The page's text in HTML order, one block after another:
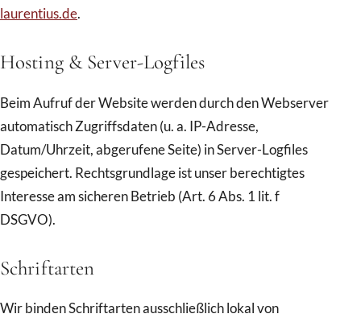
laurentius.de.
Hosting & Server-Logfiles
Beim Aufruf der Website werden durch den Webserver
automatisch Zugriffsdaten (u. a. IP-Adresse,
Datum/Uhrzeit, abgerufene Seite) in Server-Logfiles
gespeichert. Rechtsgrundlage ist unser berechtigtes
Interesse am sicheren Betrieb (Art. 6 Abs. 1 lit. f
DSGVO).
Schriftarten
Wir binden Schriftarten ausschließlich lokal von